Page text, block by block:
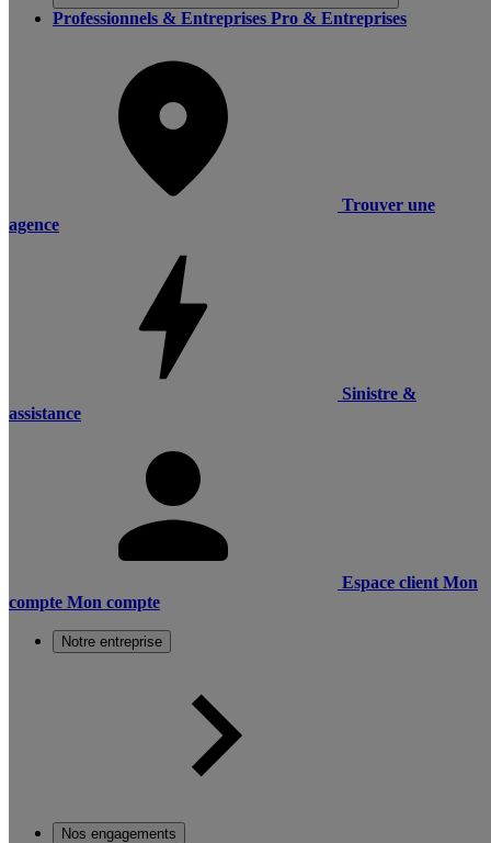
Professionnels & Entreprises Pro & Entreprises
Trouver une
agence
Sinistre &
assistance
Espace client Mon
compte Mon compte
Notre entreprise
Nos engagements